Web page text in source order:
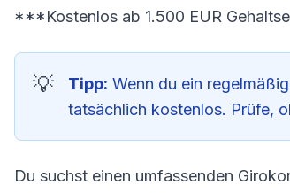
***Kostenlos ab 1.500 EUR
Tipp: Wenn du ein
tatsächlich kostenlos. Prüfe,
Du suchst einen umfassenden